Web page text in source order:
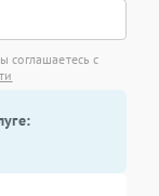
соглашаетесь с